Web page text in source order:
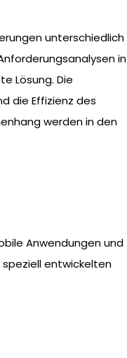
unterschiedlich
in
Lösung. Die
die Effizienz des
werden in den
Anwendungen und
speziell entwickelten